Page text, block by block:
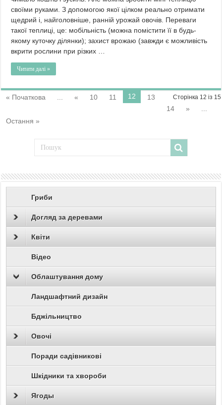
своїми руками. З допомогою якої цілком реально отримати
щедрий і, найголовніше, ранній урожай овочів. Переваги
такої теплиці, це: мобільність (можна помістити її в будь-
якому куточку ділянки); захист врожаю (завжди є можливість
вкрити рослини при різких …
Читати далі »
Сторінка 12 із 15
« Початкова « 10 11 12
13
14
»
Остання »
Гриби
Догляд за деревами
Квіти
Відео
Облаштування дому
Ландшафтний дизайн
Бджільництво
Овочі
Поради садівникові
Шкідники та хвороби
Ягоды